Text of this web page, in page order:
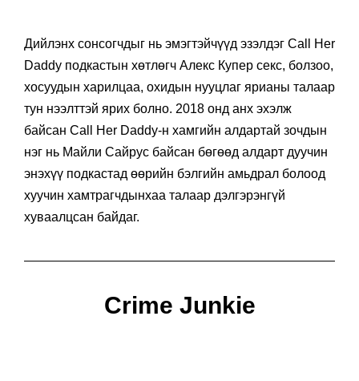
Дийлэнх сонсогчдыг нь эмэгтэйчүүд эзэлдэг Call Her
Daddy подкастын хөтлөгч Алекс Купер секс, болзоо,
хосуудын харилцаа, охидын нууцлаг ярианы талаар
тун нээлттэй ярих болно. 2018 онд анх эхэлж
байсан Call Her Daddy-н хамгийн алдартай зочдын
нэг нь Майли Сайрус байсан бөгөөд алдарт дуучин
энэхүү подкастад өөрийн бэлгийн амьдрал болоод
хуучин хамтрагчдынхаа талаар дэлгэрэнгүй
хуваалцсан байдаг.
Crime Junkie